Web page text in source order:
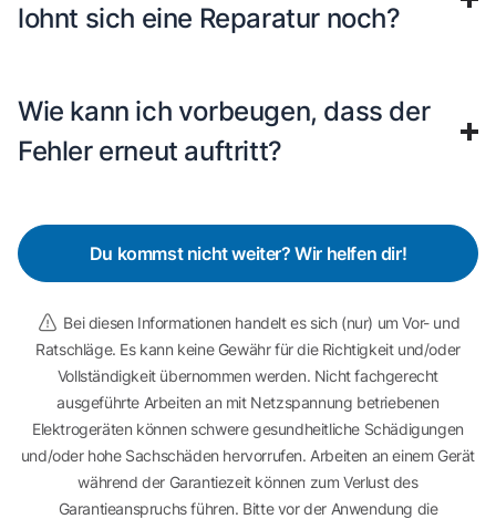
lohnt sich eine Reparatur noch?
Wie kann ich vorbeugen, dass der
Fehler erneut auftritt?
Du kommst nicht weiter? Wir helfen dir!
Bei diesen Informationen handelt es sich (nur) um Vor- und
Ratschläge. Es kann keine Gewähr für die Richtigkeit und/oder
Vollständigkeit übernommen werden. Nicht fachgerecht
ausgeführte Arbeiten an mit Netzspannung betriebenen
Elektrogeräten können schwere gesundheitliche Schädigungen
und/oder hohe Sachschäden hervorrufen. Arbeiten an einem Gerät
während der Garantiezeit können zum Verlust des
Garantieanspruchs führen. Bitte vor der Anwendung die